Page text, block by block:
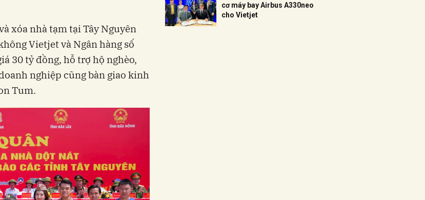
xóa nhà tạm tại Tây Nguyên
Vietjet và Ngân hàng số
30 tỷ đồng, hỗ trợ hộ nghèo,
nghiệp cũng bàn giao kinh
Tum.
cơ máy bay Airbus A330neo
cho Vietjet